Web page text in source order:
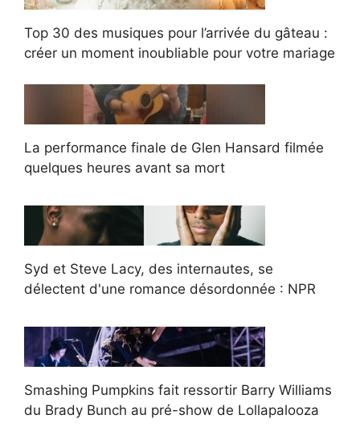
Top 30 des musiques pour l’arrivée du gâteau :
créer un moment inoubliable pour votre mariage
La performance finale de Glen Hansard filmée
quelques heures avant sa mort
Syd et Steve Lacy, des internautes, se
délectent d'une romance désordonnée : NPR
Smashing Pumpkins fait ressortir Barry Williams
du Brady Bunch au pré-show de Lollapalooza